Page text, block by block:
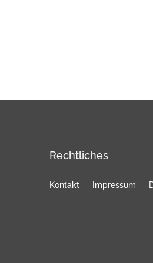
Rechtliches
Kontakt Impressum